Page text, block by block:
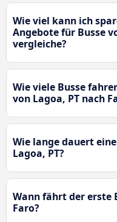
Wie viel kann ich
Angebote für Busse
vergleiche?
Wie viele Busse
von Lagoa, PT nach
Wie lange dauert
Lagoa, PT?
Wann fährt der erste
Faro?